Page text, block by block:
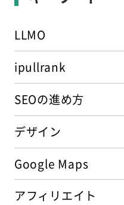
LLMO
ipullrank
SEOの進め方
デザイン
Google Maps
アフィリエイト